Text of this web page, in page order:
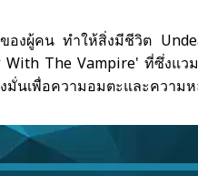
องผู้คน ทำให้สิ่งมีชีวิต
The Vampire' ที่ซึ่งแ
นเพื่อความอมตะและความห